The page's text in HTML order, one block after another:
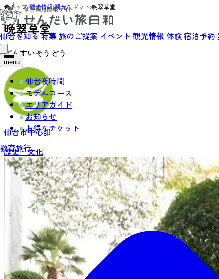
仙台を知る特集旅のご提案 イベント 観光情報 体験宿泊予約
menu
仙台夜時間
モデルコース
エリアガイド
お知らせ
お得なチケット
教育旅行
トップ›観光情報›観光スポット›晩翠草堂
晩翠草堂
ばんすいそうどう
仙台市中心部
歴史・文化